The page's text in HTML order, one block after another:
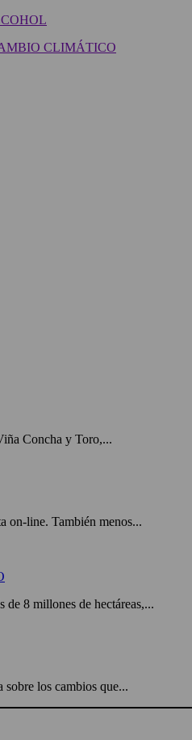
CLIMÁTICO
Concha y Toro,...
on-line. También menos...
8 millones de hectáreas,...
los cambios que...